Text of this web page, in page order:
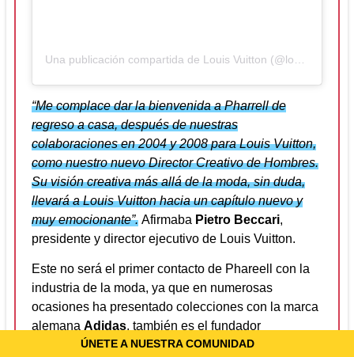
ÚNETE A NUESTRA COMUNIDAD
Una publicación compartida de Louis Vuitton (@louisvuitton)
“Me complace dar la bienvenida a Pharrell de
regreso a casa, después de nuestras
colaboraciones en 2004 y 2008 para Louis Vuitton,
como nuestro nuevo Director Creativo de Hombres.
Su visión creativa más allá de la moda, sin duda,
llevará a Louis Vuitton hacia un capítulo nuevo y
muy emocionante”. Afirmaba Pietro Beccari,
presidente y director ejecutivo de Louis Vuitton.
Este no será el primer contacto de Phareell con la
industria de la moda, ya que en numerosas
ocasiones ha presentado colecciones con la marca
alemana Adidas, también es el fundador
Billionaire Boys ClubeIce Cream, y de la